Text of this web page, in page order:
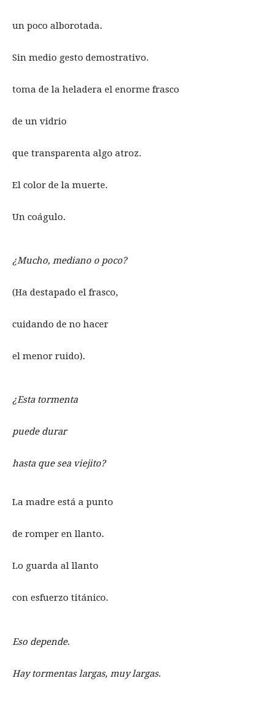
un poco alborotada.
Sin medio gesto demostrativo.
toma de la heladera el enorme frasco
de un vidrio
que transparenta algo atroz.
El color de la muerte.
Un coágulo.
¿Mucho, mediano o poco?
(Ha destapado el frasco,
cuidando de no hacer
el menor ruido).
¿Esta tormenta
puede durar
hasta que sea viejito?
La madre está a punto
de romper en llanto.
Lo guarda al llanto
con esfuerzo titánico.
Eso depende.
Hay tormentas largas, muy largas.